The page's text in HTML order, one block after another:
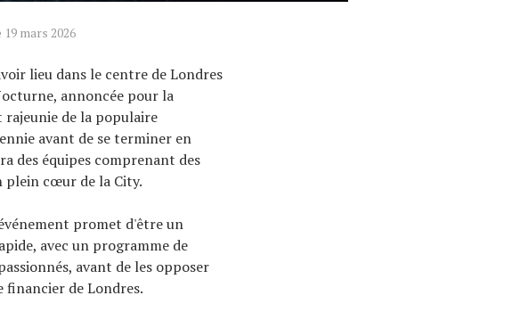
19 mars 2026
lieu dans le centre de Londres
annoncée pour la
rajeunie de la populaire
avant de se terminer en
des équipes comprenant des
plein cœur de la City.
promet d'être un
avec un programme de
avant de les opposer
financier de Londres.